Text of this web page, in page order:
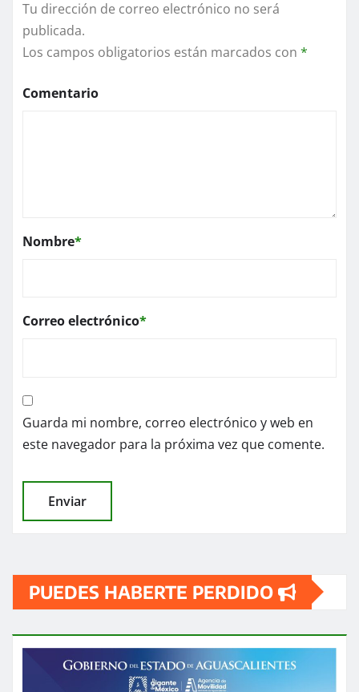
Tu dirección de correo electrónico no será
publicada.
Los campos obligatorios están marcados con *
Comentario
Nombre*
Correo electrónico*
Guarda mi nombre, correo electrónico y web en
este navegador para la próxima vez que comente.
PUEDES HABERTE PERDIDO